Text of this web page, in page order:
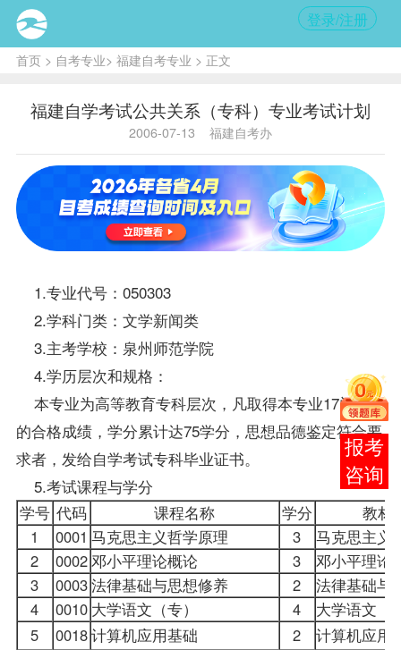
登录/注册
首页> 自考专业> 福建自考专业 > 正文
福建自学考试公共关系（专科）专业考试计划
2006-07-13 福建自考办
1.专业代号：050303
2.学科门类：文学新闻类
3.主考学校：泉州师范学院
4.学历层次和规格：
本专业为高等教育专科层次，凡取得本专业17门课程
的合格成绩，学分累计达75学分，思想品德鉴定符合要
求者，发给自学考试专科毕业证书。
5.考试课程与学分
学号 代码 课程名称 学分 教材
1
0001 马克思主义哲学原理 3
马克思主义
2
0002邓小平理论概论 3
邓小平理论
3
0003法律基础与思想修养 2
法律基础与
4
0010 大学语文 （专） 4
大学语文（
5
0018计算机应用基础 2
计算机应用
在线
客服